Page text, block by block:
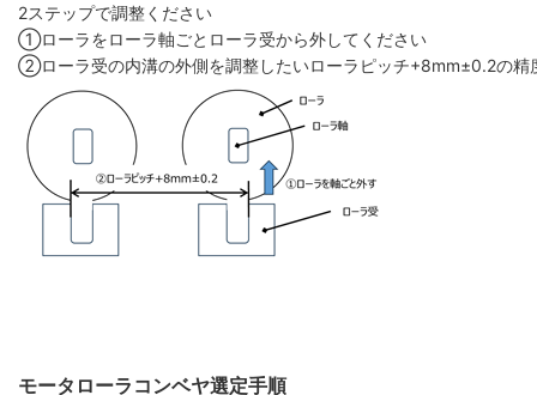
2ステップで調整ください
①ローラをローラ軸ごとローラ受から外してください
②ローラ受の内溝の外側を調整したいローラピッチ+8mm±0.2の精
モータローラコンベヤ選定手順